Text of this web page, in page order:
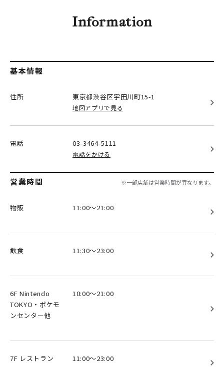
Information
基本情報
住所 東京都渋谷区宇田川町15-1
地図アプリで見る
電話 03-3464-5111
電話をかける
営業時間 ※一部店舗は営業時間が異なります。
物販 11:00～21:00
飲食 11:30～23:00
6F Nintendo
TOKYO・ポケモ
ンセンター他
10:00～21:00
7F レストラン 11:00～23:00